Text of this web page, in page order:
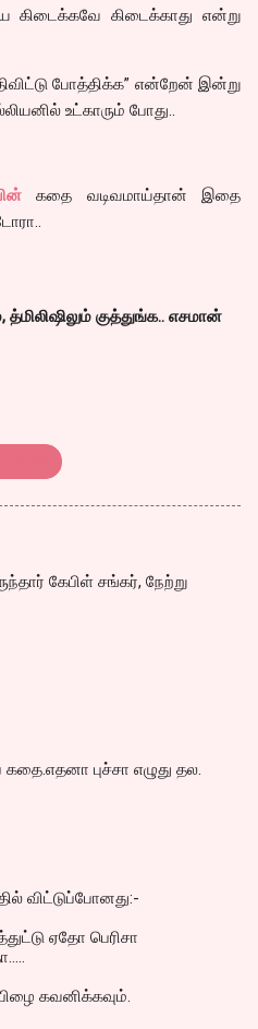
கிடைக்காது என்று
போத்திக்க” என்றேன் இன்று
உட்காரும் போது..
கதை வடிவமாய்தான் இதை
குத்துங்க.. எசமான்
கேபிள் சங்கர், நேற்று
புச்சா எழுது தல.
விட்டுப்போனது:-
ஏதோ பெரிசா
பிழை கவனிக்கவும்.